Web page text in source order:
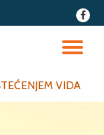
fa-
VIDA